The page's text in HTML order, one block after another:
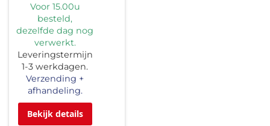
Voor 15.00u
besteld,
dezelfde dag nog
verwerkt.
Leveringstermijn
1-3 werkdagen.
Verzending +
afhandeling.
Bekijk details